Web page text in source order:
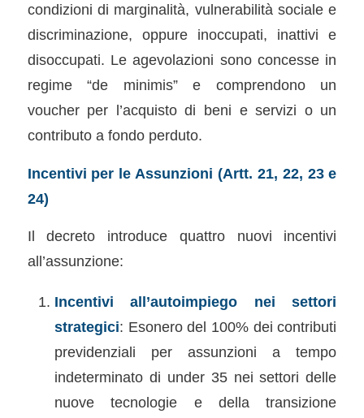
condizioni di marginalità, vulnerabilità sociale e
discriminazione, oppure inoccupati, inattivi e
disoccupati. Le agevolazioni sono concesse in
regime “de minimis” e comprendono un
voucher per l’acquisto di beni e servizi o un
contributo a fondo perduto.
Incentivi per le Assunzioni (Artt. 21, 22, 23 e
24)
Il decreto introduce quattro nuovi incentivi
all’assunzione:
Incentivi all’autoimpiego nei settori
strategici: Esonero del 100% dei contributi
previdenziali per assunzioni a tempo
indeterminato di under 35 nei settori delle
nuove tecnologie e della transizione